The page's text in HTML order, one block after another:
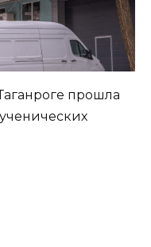
прошла